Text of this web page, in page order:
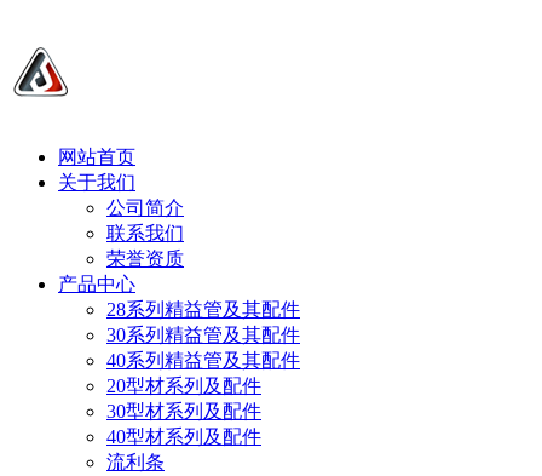
网站首页
关于我们
公司简介
联系我们
荣誉资质
产品中心
28系列精益管及其配件
30系列精益管及其配件
40系列精益管及其配件
20型材系列及配件
30型材系列及配件
40型材系列及配件
流利条